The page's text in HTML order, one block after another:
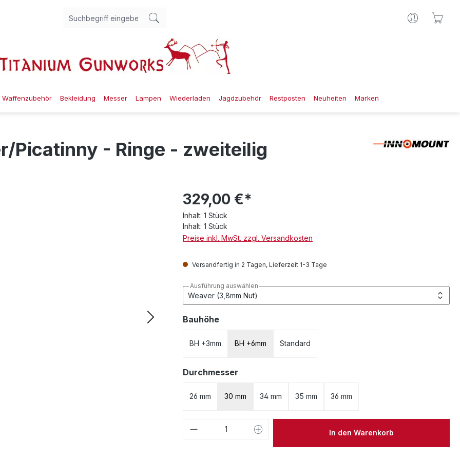
Waffenzubehör Bekleidung Messer Lampen Wiederladen Jagdzubehör Restposten Neuheiten Marken
Picatinny - Ringe - zweiteilig
329,00 €*
Inhalt: 1 Stück
Inhalt: 1 Stück
Preise inkl. MwSt. zzgl. Versandkosten
Versandfertig in 2 Tagen, Lieferzeit 1-3 Tage
Ausführung auswählen
Bauhöheauswählen
BH +3mm BH +6mm Standard
Durchmesser
26 mm 30 mm 34 mm 35 mm 36 mm
Produkt Anzahl: Gib den gewünschten Wert
In den Warenkorb